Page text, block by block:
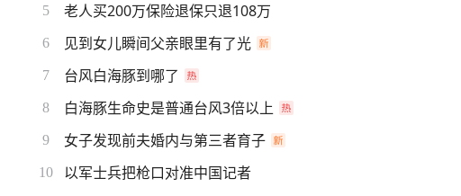
5 老人买200万保险退保只退108万
6 见到女儿瞬间父亲眼里有了光
7 台风白海豚到哪了
8 白海豚生命史是普通台风3倍以上
9 女子发现前夫婚内与第三者育子
10 以军士兵把枪口对准中国记者